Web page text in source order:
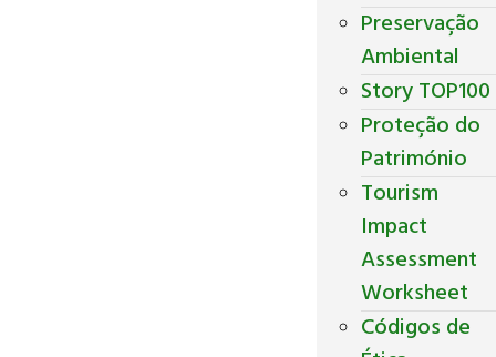
Preservação
Ambiental
Story TOP100
Proteção do
Património
Tourism
Impact
Assessment
Worksheet
Códigos de